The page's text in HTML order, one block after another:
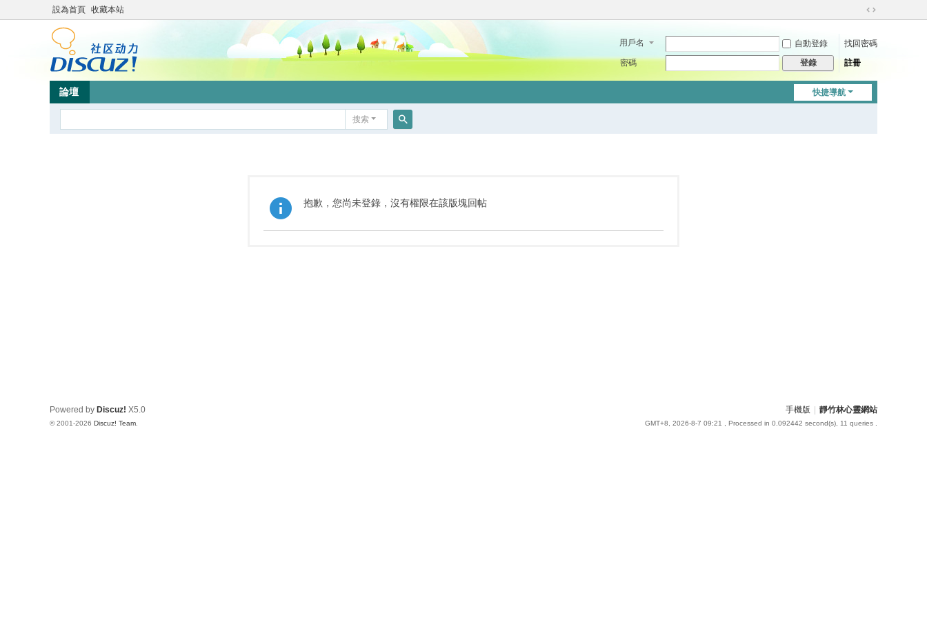
設為首頁 收藏本站
切
到
用戶名 自動登錄
找回密碼
密碼
登錄 註冊
快捷導航
論壇
搜索
抱歉，您尚未登錄，沒有權限在該版塊回帖
手機版 靜竹林心靈網站
GMT+8, 2026-8-7 09:21 , Processed in 0.092442 second(s), 11 queries .
Powered by Discuz! X5.0
© 2001-2026 Discuz! Team